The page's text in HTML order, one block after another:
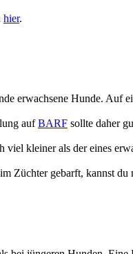
hier.
erwachsene Hunde. Auf
aufBARF sollte daher
kleiner als der eines
Züchter gebarft, kannst